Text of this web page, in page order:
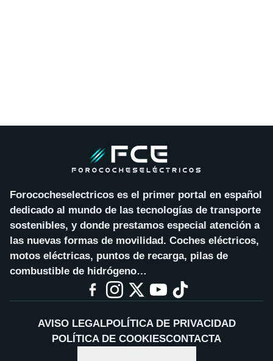
Forococheselectricos es el primer portal en español
dedicado al mundo de las tecnologías de transporte
sostenibles, y donde prestamos especial atención a
las nuevas formas de movilidad. Coches eléctricos,
motos eléctricas, puntos de recarga, pilas de
combustible de hidrógeno…
AVISO LEGALPOLÍTICA DE PRIVACIDAD
POLÍTICA DE COOKIESCONTACTA